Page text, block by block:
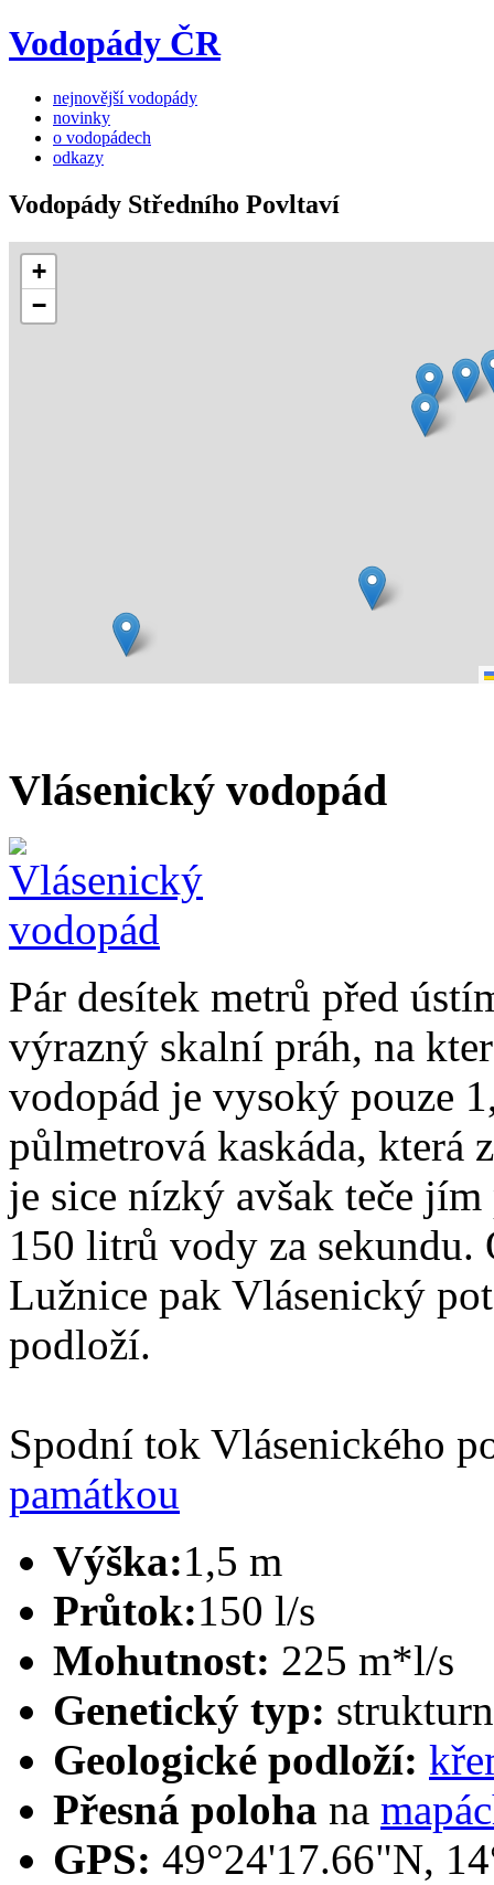
Vodopády ČR
nejnovější vodopády
novinky
o vodopádech
odkazy
Vodopády Středního Povltaví
+
−
Vlásenický vodopád
Pár desítek metrů před
výrazný skalní práh, na
vodopád je vysoký pouze
půlmetrová kaskáda, která
je sice nízký avšak teče
150 litrů vody za
Lužnice pak Vlásenický
podloží.
Spodní tok Vlásenického
památkou
Výška:1,5 m
Průtok:150 l/s
Mohutnost: 225 m*l/s
Genetický typ:
Geologické podloží:
Přesná poloha na
GPS: 49°24'17.66"N,